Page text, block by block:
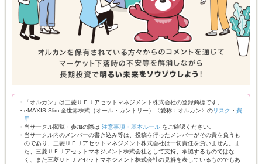
・「オルカン」は三菱ＵＦＪアセットマネジメント株式会社の登録商標です。
・eMAXIS Slim 全世界株式（オール・カントリー）〈愛称：オルカン〉のリスク ・ 費
用
・当サークル閲覧・参加の際は 注意事項・基本ルール をご確認ください。
・当サークル内のメンバーの書き込み等は、投稿を行ったメンバーがその責を負うも
のであり、三菱ＵＦＪアセットマネジメント株式会社は一切責任を負いません。ま
た、三菱ＵＦＪアセットマネジメント株式会社として支持、承認するものではな
く、また三菱ＵＦＪアセットマネジメント株式会社の見解を表しているものでもあ